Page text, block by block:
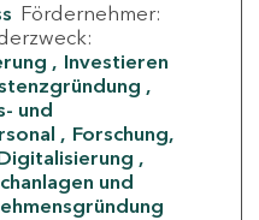
Fördernehmer:
Investieren
und
Forschung,
und